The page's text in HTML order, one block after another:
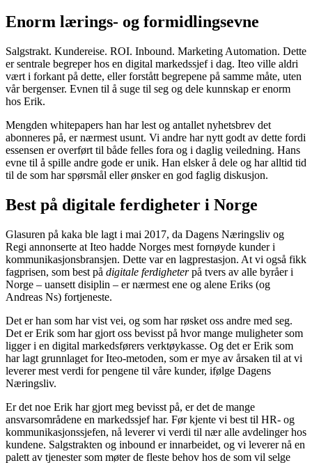
Enorm lærings- og formidlingsevne
Salgstrakt. Kundereise. ROI. Inbound. Marketing Automation. Dette
er sentrale begreper hos en digital markedssjef i dag. Iteo ville aldri
vært i forkant på dette, eller forstått begrepene på samme måte, uten
vår bergenser. Evnen til å suge til seg og dele kunnskap er enorm
hos Erik.
Mengden whitepapers han har lest og antallet nyhetsbrev det
abonneres på, er nærmest usunt. Vi andre har nytt godt av dette fordi
essensen er overført til både felles fora og i daglig veiledning. Hans
evne til å spille andre gode er unik. Han elsker å dele og har alltid tid
til de som har spørsmål eller ønsker en god faglig diskusjon.
Best på digitale ferdigheter i Norge
Glasuren på kaka ble lagt i mai 2017, da Dagens Næringsliv og
Regi annonserte at Iteo hadde Norges mest fornøyde kunder i
kommunikasjonsbransjen. Dette var en lagprestasjon. At vi også fikk
fagprisen, som best på digitale ferdigheterpå tvers av alle byråer i
Norge – uansett disiplin – er nærmest ene og alene Eriks (og
Andreas Ns) fortjeneste.
Det er han som har vist vei, og som har røsket oss andre med seg.
Det er Erik som har gjort oss bevisst på hvor mange muligheter som
ligger i en digital markedsførers verktøykasse. Og det er Erik som
har lagt grunnlaget for Iteo-metoden, som er mye av årsaken til at vi
leverer mest verdi for pengene til våre kunder, ifølge Dagens
Næringsliv.
Er det noe Erik har gjort meg bevisst på, er det de mange
ansvarsområdene en markedssjef har. Før kjente vi best til HR- og
kommunikasjonssjefen, nå leverer vi verdi til nær alle avdelinger hos
kundene. Salgstrakten og inbound er innarbeidet, og vi leverer nå en
palett av tjenester som møter de fleste behov hos de som vil selge